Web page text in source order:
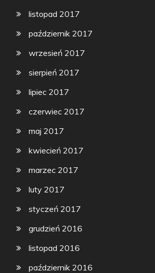
listopad 2017
październik 2017
wrzesień 2017
sierpień 2017
lipiec 2017
czerwiec 2017
maj 2017
kwiecień 2017
marzec 2017
luty 2017
styczeń 2017
grudzień 2016
listopad 2016
październik 2016